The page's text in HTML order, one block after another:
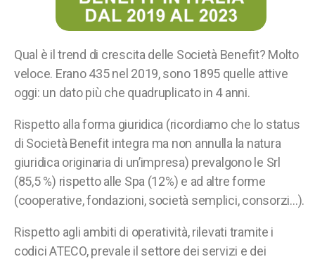
Qual è il trend di crescita delle Società Benefit? Molto
veloce. Erano 435 nel 2019, sono 1895 quelle attive
oggi: un dato più che quadruplicato in 4 anni.
Rispetto alla forma giuridica (ricordiamo che lo status
di Società Benefit integra ma non annulla la natura
giuridica originaria di un’impresa) prevalgono le Srl
(85,5 %) rispetto alle Spa (12%) e ad altre forme
(cooperative, fondazioni, società semplici, consorzi…).
Rispetto agli ambiti di operatività, rilevati tramite i
codici ATECO, prevale il settore dei servizi e dei